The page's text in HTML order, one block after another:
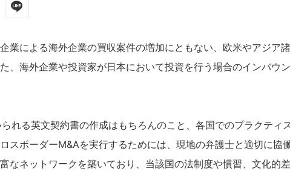
業による海外企業の買収案件の増加にともない、欧米やアジア
、海外企業や投資家が日本において投資を行う場合のインバウ
れる英文契約書の作成はもちろんのこと、各国でのプラクティ
スボーダーM&Aを実行するためには、現地の弁護士と適切に協
なネットワークを築いており、当該国の法制度や慣習、文化的